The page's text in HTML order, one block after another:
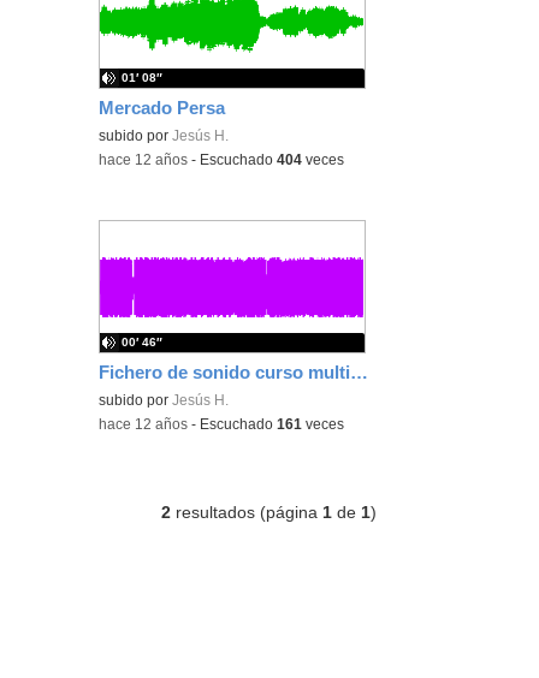
Mercado Persa
subido porJesús H.
01′ 08″
-hace 12 años - Escuchado404 veces
Fichero de sonido curso multimedia
subido porJesús H.
00′ 46″
-hace 12 años - Escuchado161 veces
2 resultados (página 1 de 1)